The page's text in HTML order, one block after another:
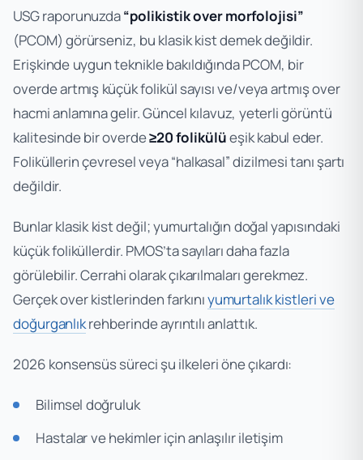
USG raporunuzda“polikistik over morfolojisi”
(PCOM) görürseniz, bu klasik kist demek değildir.
Erişkinde uygun teknikle bakıldığında PCOM, bir
overde artmış küçük folikül sayısı ve/veya artmış over
hacmi anlamına gelir. Güncel kılavuz, yeterli görüntü
kalitesinde bir overde≥20 folikülüeşik kabul eder.
Foliküllerin çevresel veya “halkasal” dizilmesi tanı şartı
değildir.
Bunlar klasik kist değil; yumurtalığın doğal yapısındaki
küçük foliküllerdir. PMOS’ta sayıları daha fazla
görülebilir. Cerrahi olarak çıkarılmaları gerekmez.
Gerçek over kistlerinden farkınıyumurtalık kistleri ve
doğurganlıkrehberinde ayrıntılı anlattık.
2026 konsensüs süreci şu ilkeleri öne çıkardı:
Bilimsel doğruluk
Hastalar ve hekimler için anlaşılır iletişim